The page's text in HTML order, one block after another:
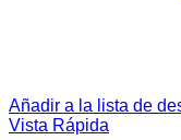
Añadir a la lista de
Vista Rápida